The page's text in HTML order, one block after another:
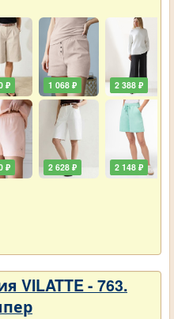
₽
₽
1 068 ₽
2 628 ₽
2 388 ₽
2 148 ₽
VILATTE - 763.